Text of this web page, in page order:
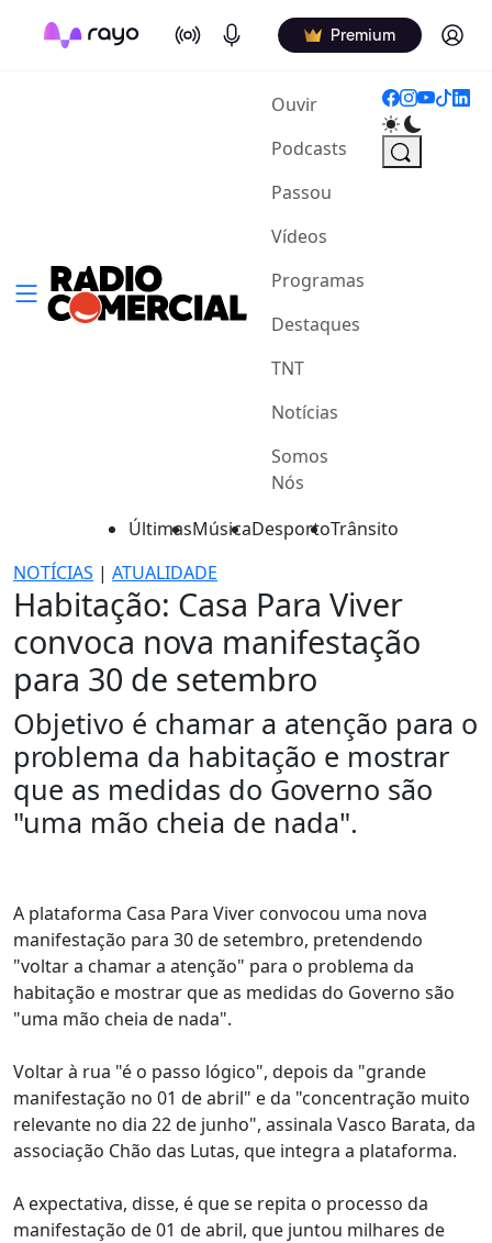
On Air Podcasts Premium Log in
Ouvir(current)
Podcasts
Passou
Vídeos
Programas
Destaques
TNT
Notícias
Somos
Nós
ÚltimasMúsicaDesportoTrânsito
NOTÍCIAS | ATUALIDADE
Habitação: Casa Para Viver
convoca nova manifestação
para 30 de setembro
Objetivo é chamar a atenção para o
problema da habitação e mostrar
que as medidas do Governo são
"uma mão cheia de nada".
A plataforma Casa Para Viver convocou uma nova
manifestação para 30 de setembro, pretendendo
"voltar a chamar a atenção" para o problema da
habitação e mostrar que as medidas do Governo são
"uma mão cheia de nada".
Voltar à rua "é o passo lógico", depois da "grande
manifestação no 01 de abril" e da "concentração muito
relevante no dia 22 de junho", assinala Vasco Barata, da
associação Chão das Lutas, que integra a plataforma.
A expectativa, disse, é que se repita o processo da
manifestação de 01 de abril, que juntou milhares de